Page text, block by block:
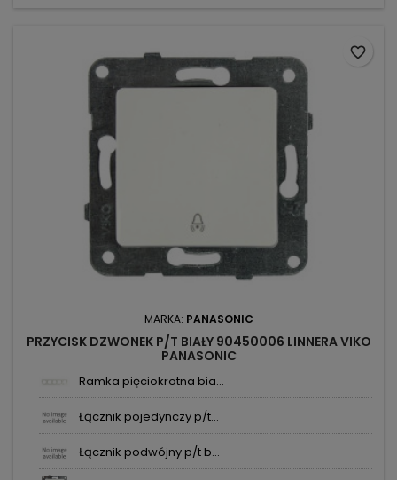
MARKA: PANASONIC
PRZYCISK DZWONEK P/T BIAŁY 90450006 LINNERA VIKO
PANASONIC
Ramka pięciokrotna bia...
Łącznik pojedynczy p/t...
Łącznik podwójny p/t b...
favorite_border